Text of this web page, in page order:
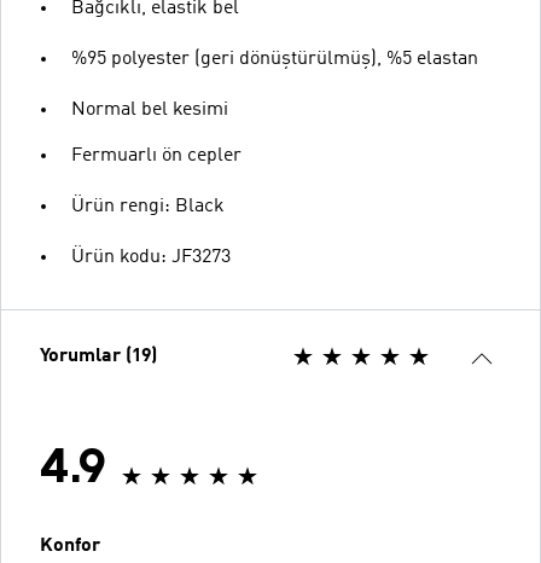
Bağcıklı, elastik bel
%95 polyester (geri dönüştürülmüş), %5 elastan
Normal bel kesimi
Fermuarlı ön cepler
Ürün rengi: Black
Ürün kodu: JF3273
Yorumlar (19)
4.9
Konfor